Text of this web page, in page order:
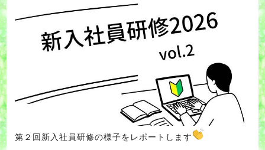
第２回新入社員研修の様子をレポートします